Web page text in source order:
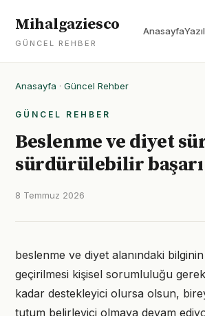
Mihalgaziesco
GÜNCEL REHBER
Anasayfa
Anasayfa · Güncel Rehber
GÜNCEL REHBER
Beslenme ve diyet
sürdürülebilir
8 Temmuz 2026
beslenme ve diyet alanındaki
geçirilmesi kişisel sorumluluğu
kadar destekleyici olursa olsun,
tutum belirleyici olmaya devam